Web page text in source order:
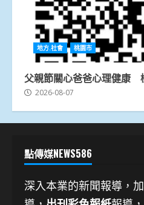
地方.社會 桃園市
父親節關心爸爸心理健康
2026-08-07
點傳媒NEWS586
深入本業的新聞報導，